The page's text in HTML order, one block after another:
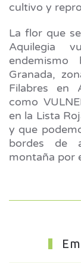
cultivo y
La flor que
Aquilegia
Granada,
Filabres en
como
en la Lista
y que
bordes de
montaña por